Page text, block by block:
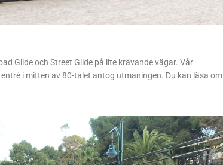
Glide och Street Glide på lite krävande vägar. Vår
i mitten av 80-talet antog utmaningen. Du kan läsa om